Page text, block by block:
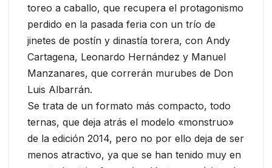
toreo a caballo, que recupera el protagonismo
perdido en la pasada feria con un trío de
jinetes de postín y dinastía torera, con Andy
Cartagena, Leonardo Hernández y Manuel
Manzanares, que correrán murubes de Don
Luis Albarrán.
Se trata de un formato más compacto, todo
ternas, que deja atrás el modelo «monstruo»
de la edición 2014, pero no por ello deja de ser
menos atractivo, ya que se han tenido muy en